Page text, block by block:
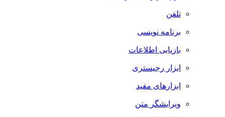
تلفن
برنامه نویسی
بازیابی اطلاعات
ابزار رجیستری
ابزارهای مفید
ویرایشگر متن